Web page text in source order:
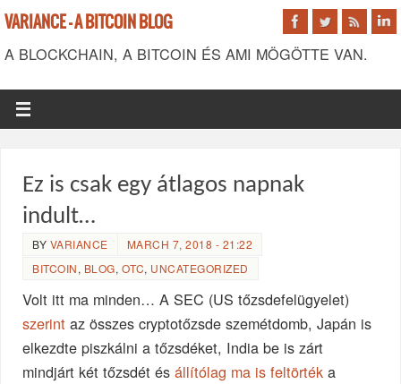
VARIANCE - A BITCOIN BLOG
A BLOCKCHAIN, A BITCOIN ÉS AMI MÖGÖTTE VAN.
Ez is csak egy átlagos napnak
indult…
BY VARIANCE
MARCH 7, 2018 - 21:22
BITCOIN, BLOG, OTC, UNCATEGORIZED
Volt itt ma minden… A SEC (US tőzsdefelügyelet)
szerint az összes cryptotőzsde szemétdomb, Japán is
elkezdte piszkálni a tőzsdéket, India be is zárt
mindjárt két tőzsdét ésállítólag ma is feltörték a